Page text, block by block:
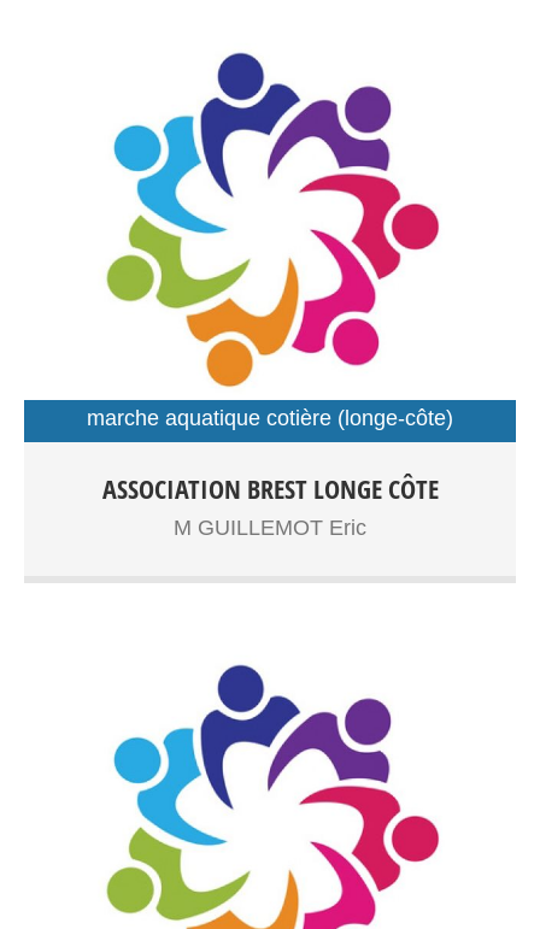
Longe côte adultes,senior Sport santé Entrainements:
Plage du Moulin Blanc
marche aquatique cotière (longe-côte)
ASSOCIATION BREST LONGE CÔTE
M GUILLEMOT Eric